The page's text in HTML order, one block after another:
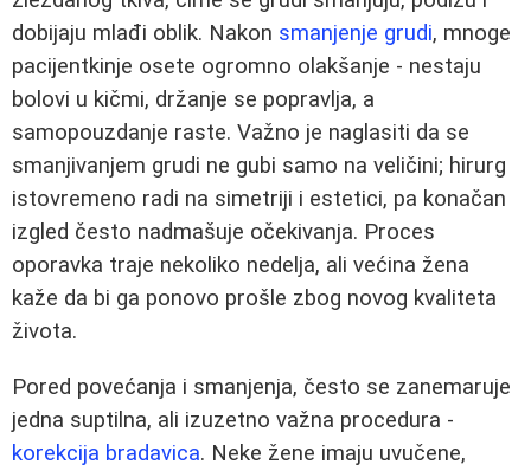
dobijaju mlađi oblik. Nakon smanjenje grudi, mnoge
pacijentkinje osete ogromno olakšanje - nestaju
bolovi u kičmi, držanje se popravlja, a
samopouzdanje raste. Važno je naglasiti da se
smanjivanjem grudi ne gubi samo na veličini; hirurg
istovremeno radi na simetriji i estetici, pa konačan
izgled često nadmašuje očekivanja. Proces
oporavka traje nekoliko nedelja, ali većina žena
kaže da bi ga ponovo prošle zbog novog kvaliteta
života.
Pored povećanja i smanjenja, često se zanemaruje
jedna suptilna, ali izuzetno važna procedura -
korekcija bradavica. Neke žene imaju uvučene,